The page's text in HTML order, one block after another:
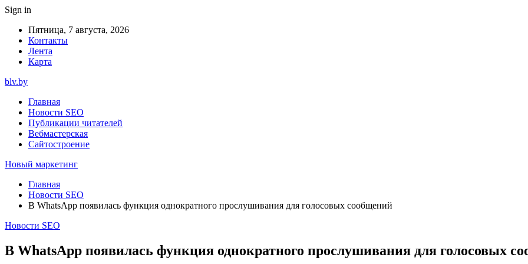
Sign in
Пятница, 7 августа, 2026
Контакты
Лента
Карта
blv.by
Главная
Новости SEO
Публикации читателей
Вебмастерская
Сайтостроение
Новый маркетинг
Главная
Новости SEO
В WhatsApp появилась функция однократного прослушивания для голосовых сообщений
Новости SEO
В WhatsApp появилась функция однократного прослушивания для голосовых